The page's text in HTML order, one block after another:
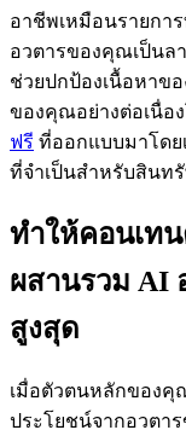
อาชีพเหมือนรายกา
อวตารของคุณเป็นล
ช่วยปกป้องเนื้อหา
ของคุณอย่างต่อเนื่อ
ฟรี ที่ออกแบบมาโด
ที่จำเป็นสำหรับสินท
ทำให้คอนเท
ผสานรวม AI
สูงสุด
เมื่อตัวตนหลักของคุ
ประโยชน์จากอวตา